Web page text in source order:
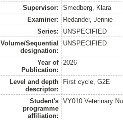
Supervisor:
Smedberg, Klara
Examiner:
Redander, Jennie
Series:
UNSPECIFIED
Volume/Sequential
designation:
UNSPECIFIED
Year of
Publication:
2026
Level and depth
descriptor:
First cycle, G2E
Student's
programme
affiliation:
VY010 Veterinary